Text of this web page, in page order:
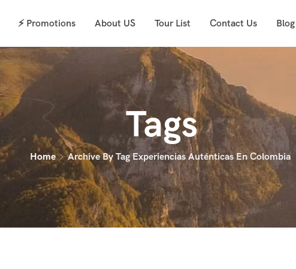
⚡ Promotions About US Tour List Contact Us Blog
Tags
Home Archive By Tag Experiencias Auténticas En Colombia